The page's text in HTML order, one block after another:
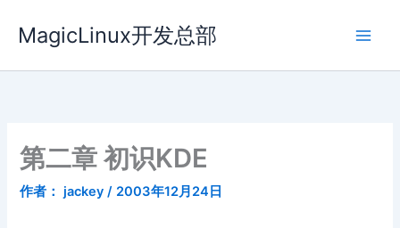
容
MagicLinux开发总部
第二章 初识KDE
作者： jackey/ 2003年12月24日